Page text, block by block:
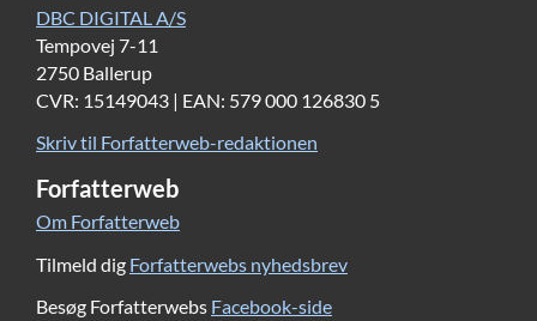
DBC DIGITAL A/S
Tempovej 7-11
2750 Ballerup
CVR: 15149043 | EAN: 579 000 126830 5
Skriv til Forfatterweb-redaktionen
Forfatterweb
Om Forfatterweb
Tilmeld dig Forfatterwebs nyhedsbrev
Besøg Forfatterwebs Facebook-side